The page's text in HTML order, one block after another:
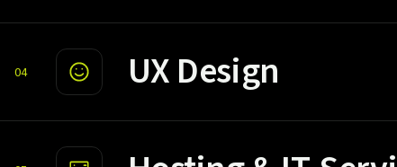
04 UX Design